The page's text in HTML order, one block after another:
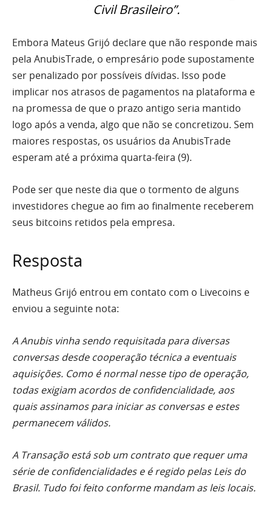
Civil Brasileiro”.
Embora Mateus Grijó declare que não responde mais
pela AnubisTrade, o empresário pode supostamente
ser penalizado por possíveis dívidas. Isso pode
implicar nos atrasos de pagamentos na plataforma e
na promessa de que o prazo antigo seria mantido
logo após a venda, algo que não se concretizou. Sem
maiores respostas, os usuários da AnubisTrade
esperam até a próxima quarta-feira (9).
Pode ser que neste dia que o tormento de alguns
investidores chegue ao fim ao finalmente receberem
seus bitcoins retidos pela empresa.
Resposta
Matheus Grijó entrou em contato com o Livecoins e
enviou a seguinte nota:
A Anubis vinha sendo requisitada para diversas
conversas desde cooperação técnica a eventuais
aquisições. Como é normal nesse tipo de operação,
todas exigiam acordos de confidencialidade, aos
quais assinamos para iniciar as conversas e estes
permanecem válidos.
A Transação está sob um contrato que requer uma
série de confidencialidades e é regido pelas Leis do
Brasil. Tudo foi feito conforme mandam as leis locais.